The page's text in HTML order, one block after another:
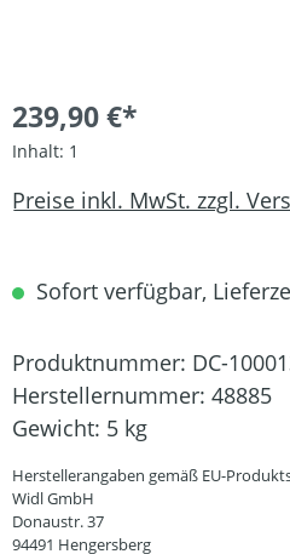
239,90 €*
Inhalt: 1
Preise inkl. MwSt. zzgl.
Sofort verfügbar,
Produktnummer: DC-
Herstellernummer: 48885
Gewicht: 5 kg
Herstellerangaben gemäß EU-
Widl GmbH
Donaustr. 37
94491 Hengersberg